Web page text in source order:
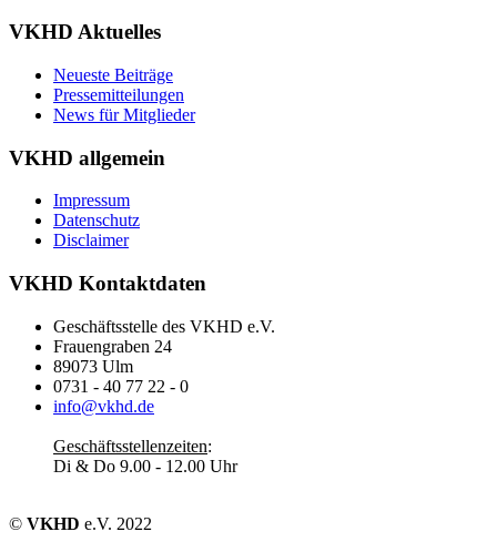
VKHD Aktuelles
Neueste Beiträge
Pressemitteilungen
News für Mitglieder
VKHD allgemein
Impressum
Datenschutz
Disclaimer
VKHD Kontaktdaten
Geschäftsstelle des VKHD e.V.
Frauengraben 24
89073 Ulm
0731 - 40 77 22 - 0
info@vkhd.de
Geschäftsstellenzeiten:
Di & Do 9.00 - 12.00 Uhr
© VKHD e.V. 2022